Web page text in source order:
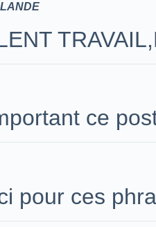
ce
pour ces